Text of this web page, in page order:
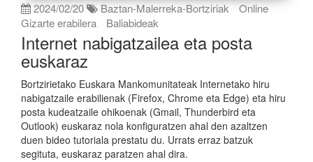
2024/02/20 Baztan-Malerreka-Bortziriak
Online
Gizarte erabilera
Baliabideak
Internet nabigatzailea eta posta
euskaraz
Bortzirietako Euskara Mankomunitateak Internetako hiru
nabigatzaile erabilienak (Firefox, Chrome eta Edge) eta hiru
posta kudeatzaile ohikoenak (Gmail, Thunderbird eta
Outlook) euskaraz nola konfiguratzen ahal den azaltzen
duen bideo tutoriala prestatu du. Urrats erraz batzuk
segituta, euskaraz paratzen ahal dira.